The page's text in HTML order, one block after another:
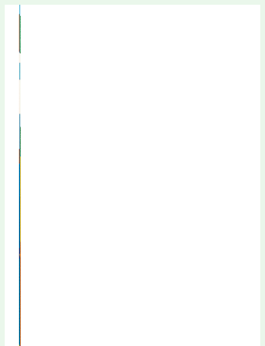
содержимому